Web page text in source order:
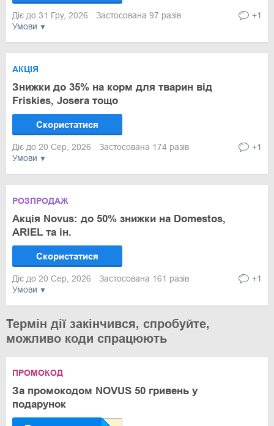
Умови
Діє до 31 Гру, 2026 Застосована 97 разів +1
Умови
АКЦІЯ
Знижки до 35% на корм для тварин від
Friskies, Josera тощо
Скористатися
Діє до 20 Сер, 2026 Застосована 174 разів +1
Умови
РОЗПРОДАЖ
Акція Novus: до 50% знижки на Domestos,
ARIEL та ін.
Скористатися
Діє до 20 Сер, 2026 Застосована 161 разів +1
Термін дії закінчився, спробуйте,
можливо коди спрацюють
ПРОМОКОД
За промокодом NOVUS 50 гривень у
подарунок